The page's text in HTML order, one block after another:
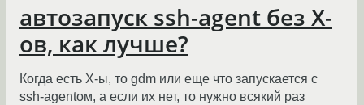
автозапуск ssh-agent без X-
ов, как лучше?
Когда есть X-ы, то gdm или еще что запускается с
ssh-agentом, а если их нет, то нужно всякий раз